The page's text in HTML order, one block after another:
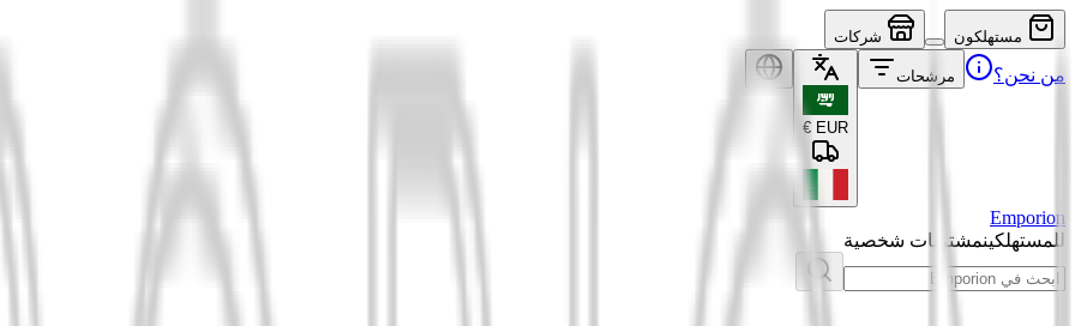
مستهلكون شركات
من نحن؟ مرشحات
EUR
€
Emporion
للمستهلكينمشتريات شخصية